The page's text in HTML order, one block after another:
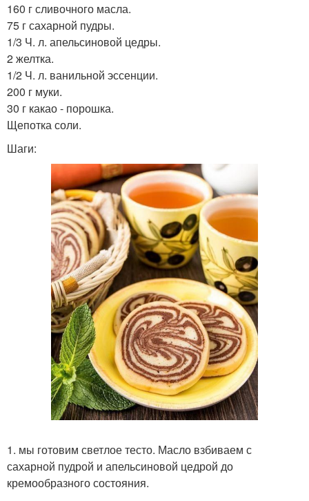
160 г сливочного масла.
75 г сахарной пудры.
1/3 Ч. л. апельсиновой цедры.
2 желтка.
1/2 Ч. л. ванильной эссенции.
200 г муки.
30 г какао - порошка.
Щепотка соли.
Шаги:
1. мы готовим светлое тесто. Масло взбиваем с
сахарной пудрой и апельсиновой цедрой до
кремообразного состояния.